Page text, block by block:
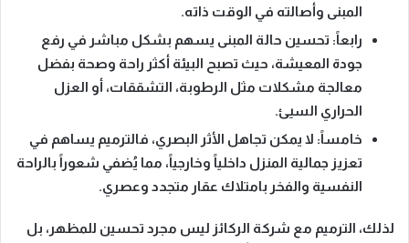
المبنى وأصالته في الوقت ذاته.
رابعاً: تحسين حالة المبنى يسهم بشكل مباشر في رفع
جودة المعيشة، حيث تصبح البيئة أكثر راحة وصحة بفضل
معالجة مشكلات مثل الرطوبة، التشققات، أو العزل
الحراري السيئ.
خامساً: لا يمكن تجاهل الأثر البصري، فالترميم يساهم في
تعزيز جمالية المنزل داخلياً وخارجياً، مما يُضفي شعوراً بالراحة
النفسية والفخر بامتلاك عقار متجدد وعصري.
لذلك، الترميم مع شركة الركائز ليس مجرد تحسين للمظهر، بل